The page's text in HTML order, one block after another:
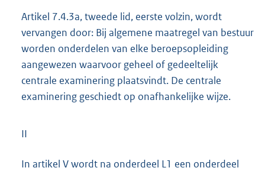
Artikel 7.4.3a, tweede lid, eerste volzin, wordt
vervangen door: Bij algemene maatregel van bestuur
worden onderdelen van elke beroepsopleiding
aangewezen waarvoor geheel of gedeeltelijk
centrale examinering plaatsvindt. De centrale
examinering geschiedt op onafhankelijke wijze.
II
In artikel V wordt na onderdeel L1 een onderdeel